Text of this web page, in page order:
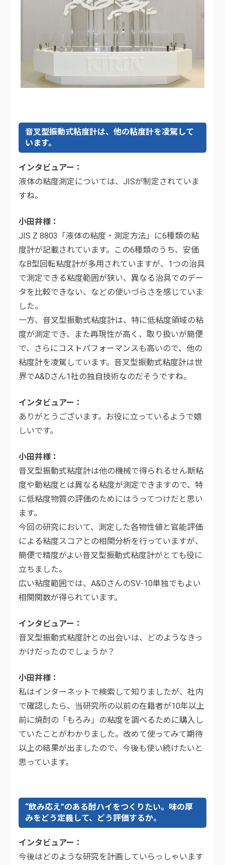
音叉型振動式粘度計は、他の粘度計を凌駕して
います。
インタビュアー
液体の粘度測定については、JISが制定されていま
すね。
小田井様
JIS Z 8803「液体の粘度・測定方法」に6種類の粘
度計が記載されています。この6種類のうち、安価
なB型回転粘度計が多用されていますが、1つの治具
で測定できる粘度範囲が狭い、異なる治具でのデー
タを比較できない、などの使いづらさを感じていま
した。
一方、音叉型振動式粘度計は、特に低粘度領域の粘
度が測定でき、また再現性が高く、取り扱いが簡便
で、さらにコストパフォーマンスも高いので、他の
粘度計を凌駕しています。音叉型振動式粘度計は世
界でA&Dさん1社の独自技術なのだそうですね。
インタビュアー
ありがとうございます。お役に立っているようで嬉
しいです。
小田井様
音叉型振動式粘度計は他の機械で得られるせん断粘
度や動粘度とは異なる粘度が測定できますので、特
に低粘度物質の評価のためにはうってつけだと思い
ます。
今回の研究において、測定した各物性値と官能評価
による粘度スコアとの相関分析を行っていますが、
簡便で精度がよい音叉型振動式粘度計がとても役に
立ちました。
広い粘度範囲では、A&DさんのSV-10単独でもよい
相関関数が得られています。
インタビュアー
音叉型振動式粘度計との出会いは、どのようなきっ
かけだったのでしょうか？
小田井様
私はインターネットで検索して知りましたが、社内
で確認したら、当研究所の以前の在籍者が10年以上
前に焼酎の「もろみ」の粘度を調べるために購入し
ていたことがわかりました。改めて使ってみて期待
以上の結果が出ましたので、今後も使い続けたいと
思っています。
“飲み応え”のある酎ハイをつくりたい。味の厚
みをどう定義して、どう評価するか。
インタビュアー
今後はどのような研究を計画していらっしゃいます